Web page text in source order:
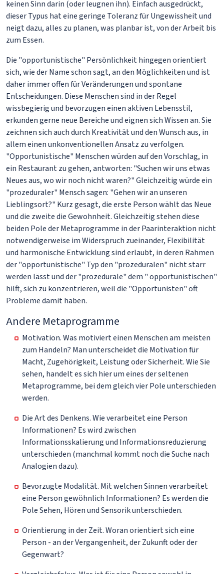
keinen Sinn darin (oder leugnen ihn). Einfach ausgedrückt,
dieser Typus hat eine geringe Toleranz für Ungewissheit und
neigt dazu, alles zu planen, was planbar ist, von der Arbeit bis
zum Essen.
Die "opportunistische" Persönlichkeit hingegen orientiert
sich, wie der Name schon sagt, an den Möglichkeiten und ist
daher immer offen für Veränderungen und spontane
Entscheidungen. Diese Menschen sind in der Regel
wissbegierig und bevorzugen einen aktiven Lebensstil,
erkunden gerne neue Bereiche und eignen sich Wissen an. Sie
zeichnen sich auch durch Kreativität und den Wunsch aus, in
allem einen unkonventionellen Ansatz zu verfolgen.
"Opportunistische" Menschen würden auf den Vorschlag, in
ein Restaurant zu gehen, antworten: "Suchen wir uns etwas
Neues aus, wo wir noch nicht waren?" Gleichzeitig würde ein
"prozeduraler" Mensch sagen: "Gehen wir an unseren
Lieblingsort?" Kurz gesagt, die erste Person wählt das Neue
und die zweite die Gewohnheit. Gleichzeitig stehen diese
beiden Pole der Metaprogramme in der Paarinteraktion nicht
notwendigerweise im Widerspruch zueinander, Flexibilität
und harmonische Entwicklung sind erlaubt, in deren Rahmen
der "opportunistische" Typ den "prozeduralen" nicht starr
werden lässt und der "prozedurale" dem " opportunistischen"
hilft, sich zu konzentrieren, weil die "Opportunisten" oft
Probleme damit haben.
Andere Metaprogramme
Motivation. Was motiviert einen Menschen am meisten
zum Handeln? Man unterscheidet die Motivation für
Macht, Zugehörigkeit, Leistung oder Sicherheit. Wie Sie
sehen, handelt es sich hier um eines der seltenen
Metaprogramme, bei dem gleich vier Pole unterschieden
werden.
Die Art des Denkens. Wie verarbeitet eine Person
Informationen? Es wird zwischen
Informationsskalierung und Informationsreduzierung
unterschieden (manchmal kommt noch die Suche nach
Analogien dazu).
Bevorzugte Modalität. Mit welchen Sinnen verarbeitet
eine Person gewöhnlich Informationen? Es werden die
Pole Sehen, Hören und Sensorik unterschieden.
Orientierung in der Zeit. Woran orientiert sich eine
Person - an der Vergangenheit, der Zukunft oder der
Gegenwart?